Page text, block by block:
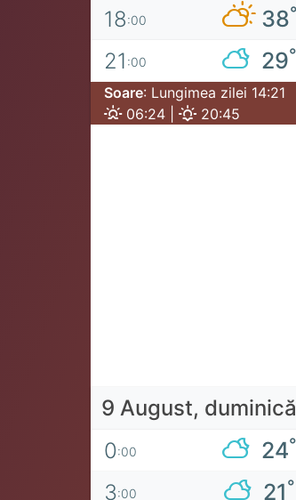
18:00 38°
21 :00 29°
Soare: Lungimea zilei 14:21
06:24 |
20:45
9 August, duminică
0:00 24°
3:00 21°